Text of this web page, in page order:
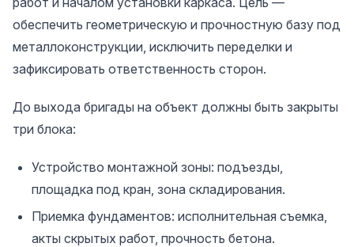
обеспечить геометрическую и прочностную базу под
металлоконструкции, исключить переделки и
зафиксировать ответственность сторон.
До выхода бригады на объект должны быть закрыты
три блока:
Устройство монтажной зоны: подъезды,
площадка под кран, зона складирования.
Приемка фундаментов: исполнительная съемка,
акты скрытых работ, прочность бетона.